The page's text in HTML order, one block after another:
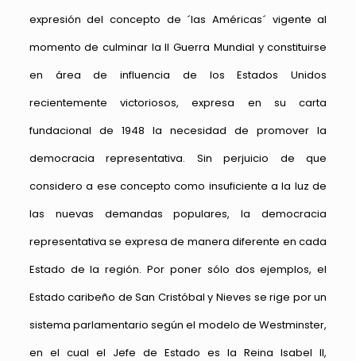
expresión del concepto de ´las Américas´ vigente al
momento de culminar la II Guerra Mundial y constituirse
en área de influencia de los Estados Unidos
recientemente victoriosos, expresa en su carta
fundacional de 1948 la necesidad de promover la
democracia representativa. Sin perjuicio de que
considero a ese concepto como insuficiente a la luz de
las nuevas demandas populares, la democracia
representativa se expresa de manera diferente en cada
Estado de la región. Por poner sólo dos ejemplos, el
Estado caribeño de San Cristóbal y Nieves se rige por un
sistema parlamentario según el modelo de Westminster,
en el cual el Jefe de Estado es la Reina Isabel II,